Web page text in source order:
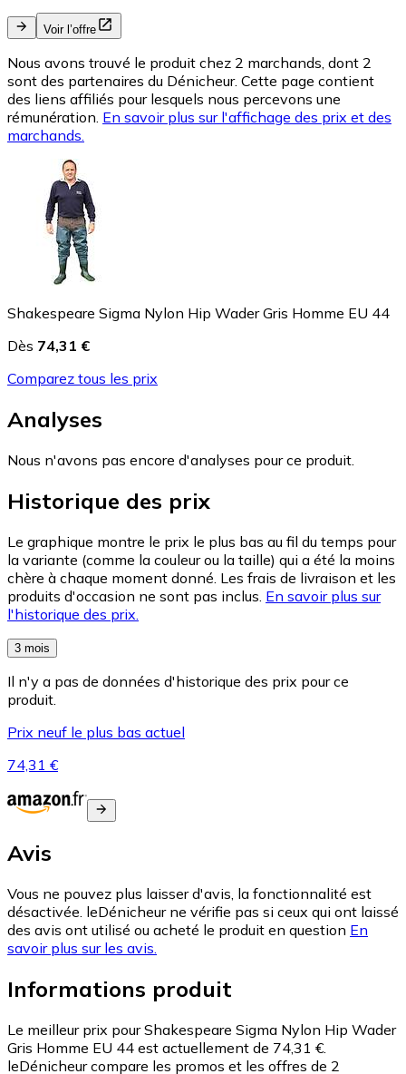
Voir l’offre
Nous avons trouvé le produit chez 2 marchands, dont 2
sont des partenaires du Dénicheur. Cette page contient
des liens affiliés pour lesquels nous percevons une
rémunération. En savoir plus sur l'affichage des prix et des
marchands.
Shakespeare Sigma Nylon Hip Wader Gris Homme EU 44
Dès 74,31 €
Comparez tous les prix
Analyses
Nous n'avons pas encore d'analyses pour ce produit.
Historique des prix
Le graphique montre le prix le plus bas au fil du temps pour
la variante (comme la couleur ou la taille) qui a été la moins
chère à chaque moment donné. Les frais de livraison et les
produits d'occasion ne sont pas inclus. En savoir plus sur
l'historique des prix.
3 mois
Il n'y a pas de données d'historique des prix pour ce
produit.
Prix neuf le plus bas actuel
74,31 €
Avis
Vous ne pouvez plus laisser d'avis, la fonctionnalité est
désactivée. leDénicheur ne vérifie pas si ceux qui ont laissé
des avis ont utilisé ou acheté le produit en question En
savoir plus sur les avis.
Informations produit
Le meilleur prix pour Shakespeare Sigma Nylon Hip Wader
Gris Homme EU 44 est actuellement de 74,31 €.
leDénicheur compare les promos et les offres de 2